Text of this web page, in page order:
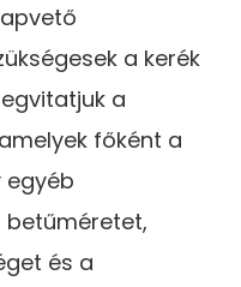
a kerék
a
főként a
egyéb
és a